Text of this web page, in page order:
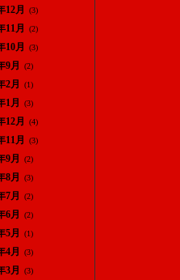
12月 (3)
11月 (2)
10月 (3)
9月 (2)
2月 (1)
1月 (3)
12月 (4)
11月 (3)
9月 (2)
8月 (3)
7月 (2)
6月 (2)
5月 (1)
4月 (3)
3月 (3)